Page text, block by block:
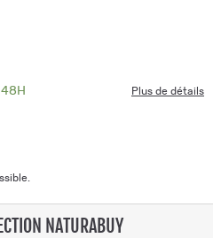
Plus de détails
NATURABUY